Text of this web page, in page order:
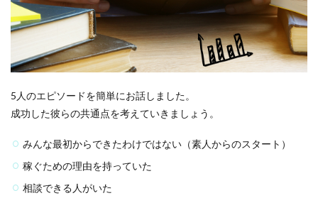
5人のエピソードを簡単にお話しました。
成功した彼らの共通点を考えていきましょう。
みんな最初からできたわけではない（素人からのスタート）
稼ぐための理由を持っていた
相談できる人がいた